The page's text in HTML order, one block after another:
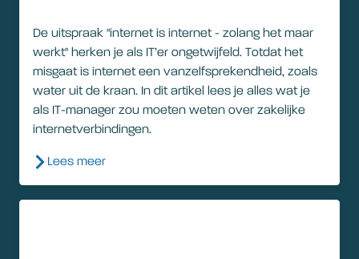
De uitspraak "internet is internet - zolang het maar
werkt" herken je als IT’er ongetwijfeld. Totdat het
misgaat is internet een vanzelfsprekendheid, zoals
water uit de kraan. In dit artikel lees je alles wat je
als IT-manager zou moeten weten over zakelijke
internetverbindingen.
Lees meer